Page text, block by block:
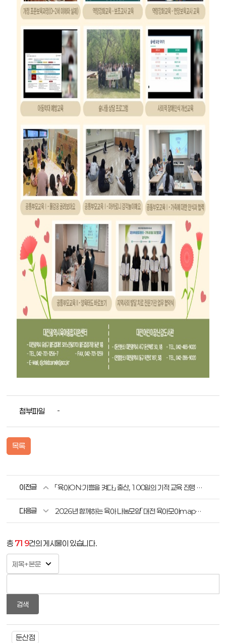
첨부파일 -
목록
이전글 「육아ON:기쁨을 켜다」 출산, 100일의 기적 교육 진행 안내
다음글 2026년 함께하는 육아 나눔모임「대전 육아모아map」 선정 결과 안내
총 719건의 게시물이 있습니다.
검색
둔산점